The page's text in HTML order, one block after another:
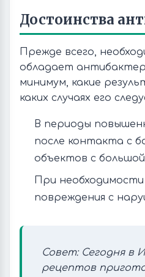
Достоинства
Прежде всего,
обладает
минимум, какие
каких случаях его
В периоды
после контакта с
объектов с
При
повреждения с
Совет: Сегодня в
рецептов